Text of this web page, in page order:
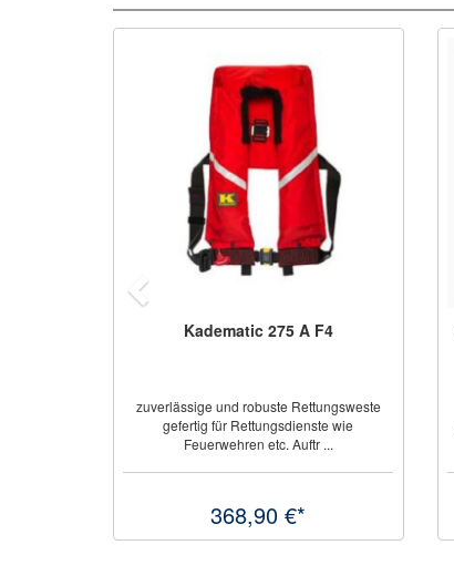
International® Intertspeed 6400 -
TBT freies Antifouling selbstpolierende
Wirkung Bewuchsschutz über die gesamte
Saison GL zerti ...
ab 224,91 €*